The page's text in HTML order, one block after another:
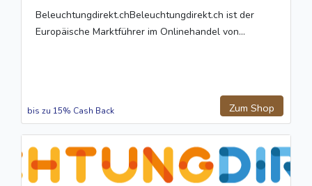
Beleuchtungdirekt.chBeleuchtungdirekt.ch ist der
Europäische Marktführer im Onlinehandel von...
Zum Shop
bis zu 15% Cash Back